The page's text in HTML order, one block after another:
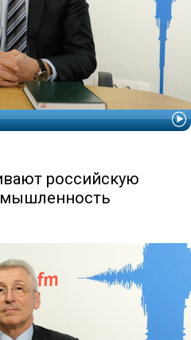
российскую